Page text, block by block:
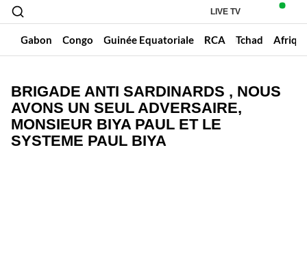
LIVE TV
Gabon Congo Guinée Equatoriale RCA Tchad
BRIGADE ANTI SARDINARDS , NOUS
AVONS UN SEUL ADVERSAIRE,
MONSIEUR BIYA PAUL ET LE
SYSTEME PAUL BIYA